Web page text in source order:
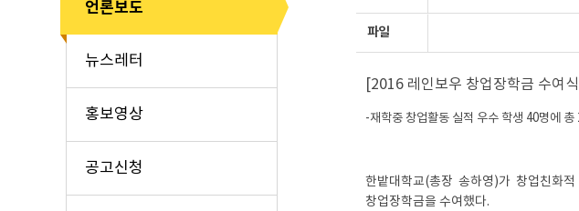
언론보도
뉴스레터
홍보영상
공고신청
파일
[2016 레인보우 창업장학금 수여
-재학중 창업활동 실적 우수 학생 40명에
한밭대학교(총장 송하영)가 창업친화
창업장학금을 수여했다.